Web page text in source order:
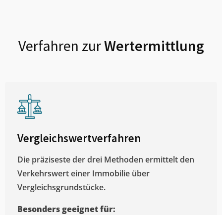
Verfahren zurWertermittlung
Vergleichswertverfahren
Die präziseste der drei Methoden ermittelt den
Verkehrswert einer Immobilie über
Vergleichsgrundstücke.
Besonders geeignet für: